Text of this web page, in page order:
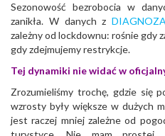
Sezonowość bezrobocia w
zanikła. W danych z
zależny od lockdownu: rośnie gdy
gdy zdejmujemy restrykcje.
Tej dynamiki nie widać w
Zrozumieliśmy trochę, gdzie się
wzrosty były większe w dużych
jest raczej mniej zależne od